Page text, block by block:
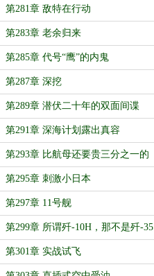
第281章 敌特在行动
第283章 老余归来
第285章 代号“鹰”的内鬼
第287章 深挖
第289章 潜伏二十年的双面间谍
第291章 深海计划露出真容
第293章 比航母还要贵三分之一的
海狼级
第295章 刺激小日本
第297章 11号舰
第299章 所谓歼-10H，那不是歼-35
吗！
第301章 实战试飞